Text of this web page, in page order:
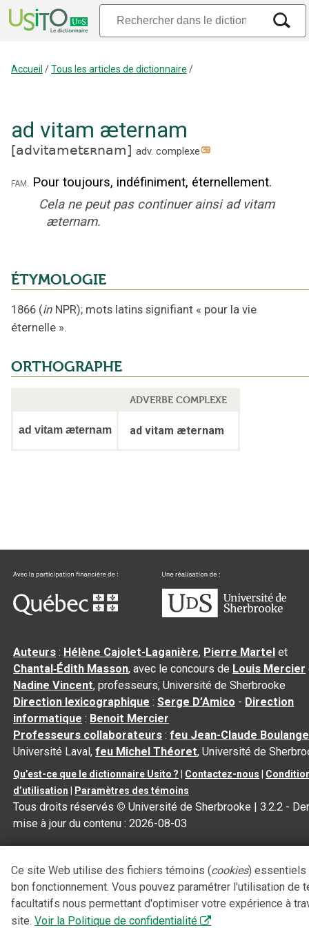
Accueil /Tous les articles de dictionnaire /
ad vitam æternam
[advitametɛʀnam] adv. complexe
fam. Pour toujours, indéfiniment, éternellement.
Cela ne peut pas continuer ainsi ad vitam
æternam.
ÉTYMOLOGIE
1866 (in NPR); mots latins signifiant « pour la vie
éternelle ».
ORTHOGRAPHE
ADVERBE COMPLEXE
ad vitam æternam ad vitam æternam
Auteurs : Hélène Cajolet-Laganière, Pierre Martel et
Chantal‑Édith Masson, avec le concours de Louis Mercier
Nadine Vincent, professeurs, Université de Sherbrooke
Direction lexicographique :Serge D’Amico - Direction
informatique : Benoit Mercier
Professeurs collaborateurs :feu Jean-Claude
Université Laval,feu Michel Théoret, Université de
Qu’est-ce que le dictionnaire Usito ? | Contactez-nous |
d’utilisation | Paramètres des témoins
Tous droits réservés © Université de Sherbrooke |3.2.2 -
mise à jour du contenu :2026-08-03
Ce site Web utilise des fichiers témoins (cookies) essentiels
bon fonctionnement. Vous pouvez paramétrer l'utilisation de
facultatifs nous permettant d'optimiser votre expérience à
site. Voir la Politique de confidentialité